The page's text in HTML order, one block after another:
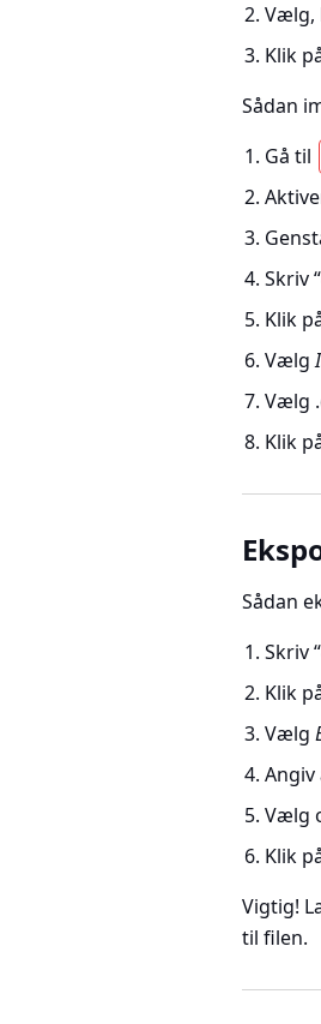
Vælg,
Klik
Sådan
Gå til
Skriv “
Klik
Vælg
Vælg
Klik
Sådan
Skriv “
Klik
Vælg
Vælg
Klik
Vigtig!
til filen.